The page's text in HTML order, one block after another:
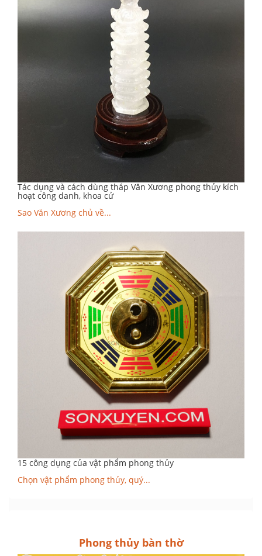
Tác dụng và cách dùng tháp Văn Xương phong thủy kích
hoạt công danh, khoa cử
Sao Văn Xương chủ về...
15 công dụng của vật phẩm phong thủy
Chọn vật phẩm phong thủy, quý...
Phong thủy bàn thờ